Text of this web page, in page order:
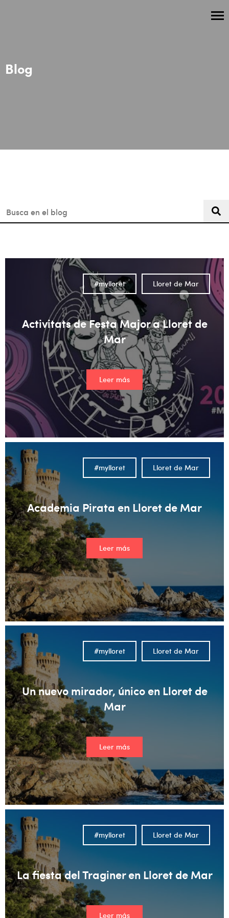
Blog
Esto es un campo de búsqueda con una función de texto
Activitats de Festa Major a Lloret de
Mar
Leer más
Lloret de Mar
#mylloret
Academia Pirata en Lloret de Mar
Leer más
Lloret de Mar
#mylloret
Un nuevo mirador, único en Lloret de
Mar
Leer más
Lloret de Mar
#mylloret
La fiesta del Traginer en Lloret de Mar
Leer más
Lloret de Mar
#mylloret